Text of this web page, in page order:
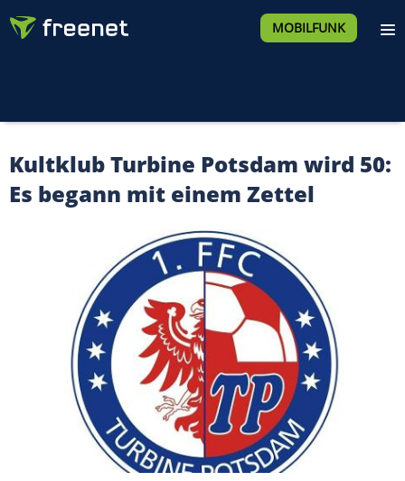
MOBILFUNK
Kultklub Turbine Potsdam wird 50:
Es begann mit einem Zettel